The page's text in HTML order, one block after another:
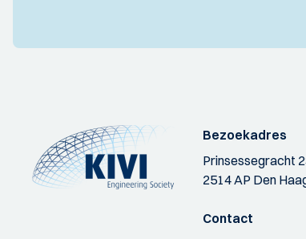
Bezoekadres
Prinsessegracht
2514 AP Den
Contact